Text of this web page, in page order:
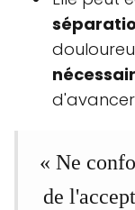
« Ne
de